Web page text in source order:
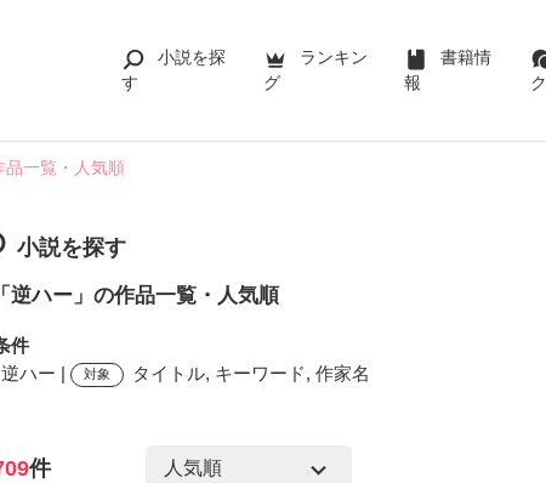
小説を探
す
ランキン
グ
書籍情
報
ク
品一覧・人気順
小説を探す
「逆ハー」の作品一覧・人気順
件
逆ハー |
対象 タイトル, キーワード, 作家名
検索ワード
件